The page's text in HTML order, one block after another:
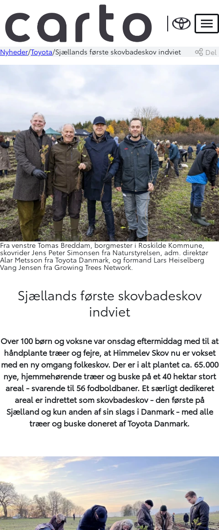
Nyheder Toyota Sjællands første skovbadeskov indviet Del
Fra venstre Tomas Breddam, borgmester i Roskilde Kommune,
skovrider Jens Peter Simonsen fra Naturstyrelsen, adm. direktør
Alar Metsson fra Toyota Danmark, og formand Lars Heiselberg
Vang Jensen fra Growing Trees Network.
Sjællands første skovbadeskov
indviet
Over 100 børn og voksne var onsdag eftermiddag med til at
håndplante træer og fejre, at Himmelev Skov nu er vokset
med en ny omgang folkeskov. Der er i alt plantet ca. 65.000
nye, hjemmehørende træer og buske på et 40 hektar stort
areal - svarende til 56 fodboldbaner. Et særligt dedikeret
areal er indrettet som skovbadeskov - den første på
Sjælland og kun anden af sin slags i Danmark - med alle
træer og buske doneret af Toyota Danmark.